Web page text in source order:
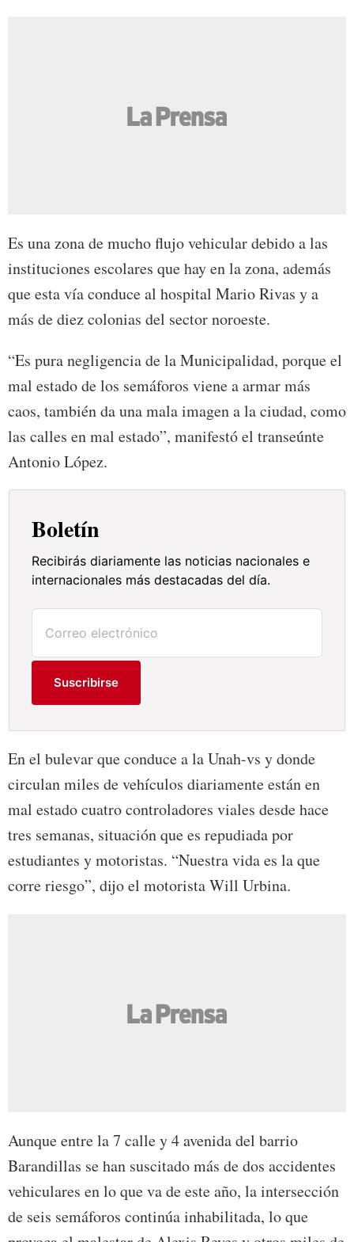
Es una zona de mucho flujo vehicular debido a las
instituciones escolares que hay en la zona, además
que esta vía conduce al hospital Mario Rivas y a
más de diez colonias del sector noroeste.
“Es pura negligencia de la Municipalidad, porque el
mal estado de los semáforos viene a armar más
caos, también da una mala imagen a la ciudad, como
las calles en mal estado”, manifestó el transeúnte
Antonio López.
Boletín
Recibirás diariamente las noticias nacionales e
internacionales más destacadas del día.
Suscribirse
En el bulevar que conduce a la Unah-vs y donde
circulan miles de vehículos diariamente están en
mal estado cuatro controladores viales desde hace
tres semanas, situación que es repudiada por
estudiantes y motoristas. “Nuestra vida es la que
corre riesgo”, dijo el motorista Will Urbina.
Aunque entre la 7 calle y 4 avenida del barrio
Barandillas se han suscitado más de dos accidentes
vehiculares en lo que va de este año, la intersección
de seis semáforos continúa inhabilitada, lo que